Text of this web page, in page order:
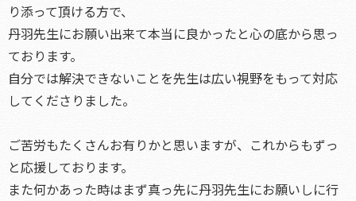
り添って頂ける方で、
丹羽先生にお願い出来て本当に良かったと心の底から思っ
ております。
自分では解決できないことを先生は広い視野をもって対応
してくださりました。
ご苦労もたくさんお有りかと思いますが、これからもずっ
と応援しております。
また何かあった時はまず真っ先に丹羽先生にお願いしに行